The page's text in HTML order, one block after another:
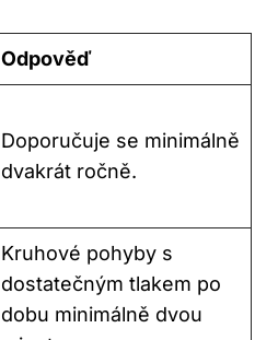
Odpověď
Doporučuje se minimálně
dvakrát ročně.
Kruhové pohyby s
dostatečným tlakem po
dobu minimálně dvou